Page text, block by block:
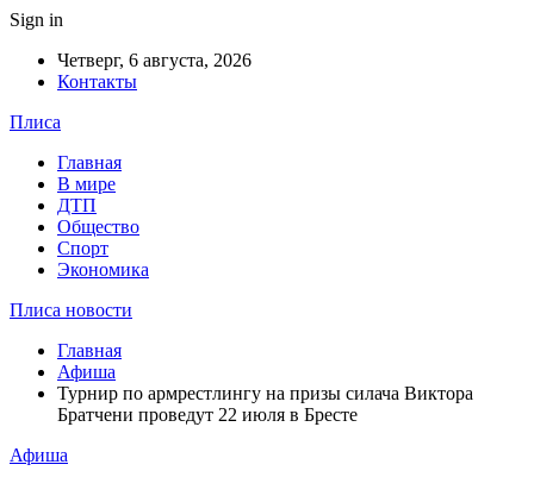
Sign in
Четверг, 6 августа, 2026
Контакты
Плиса
Главная
В мире
ДТП
Общество
Спорт
Экономика
Плиса новости
Главная
Афиша
Турнир по армрестлингу на призы силача Виктора
Братчени проведут 22 июля в Бресте
Афиша